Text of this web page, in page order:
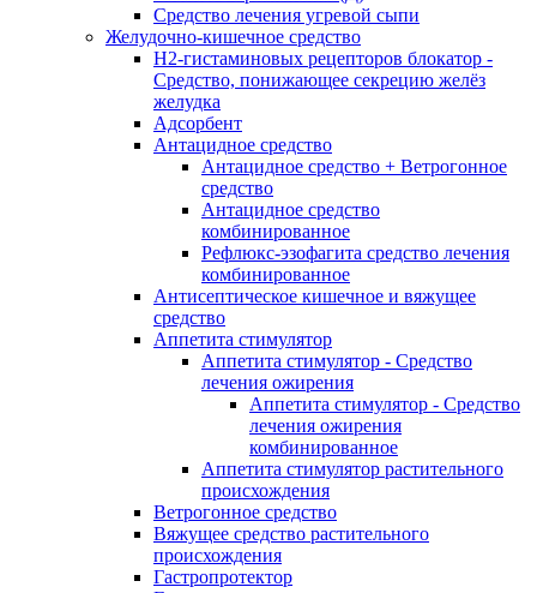
Средство лечения угревой сыпи
Желудочно-кишечное средство
H2-гистаминовых рецепторов блокатор -
Средство, понижающее секрецию желёз
желудка
Адсорбент
Антацидное средство
Антацидное средство + Ветрогонное
средство
Антацидное средство
комбинированное
Рефлюкс-эзофагита средство лечения
комбинированное
Антисептическое кишечное и вяжущее
средство
Аппетита стимулятор
Аппетита стимулятор - Средство
лечения ожирения
Аппетита стимулятор - Средство
лечения ожирения
комбинированное
Аппетита стимулятор растительного
происхождения
Ветрогонное средство
Вяжущее средство растительного
происхождения
Гастропротектор